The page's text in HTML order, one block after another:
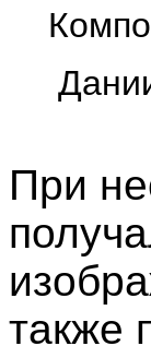
При
также